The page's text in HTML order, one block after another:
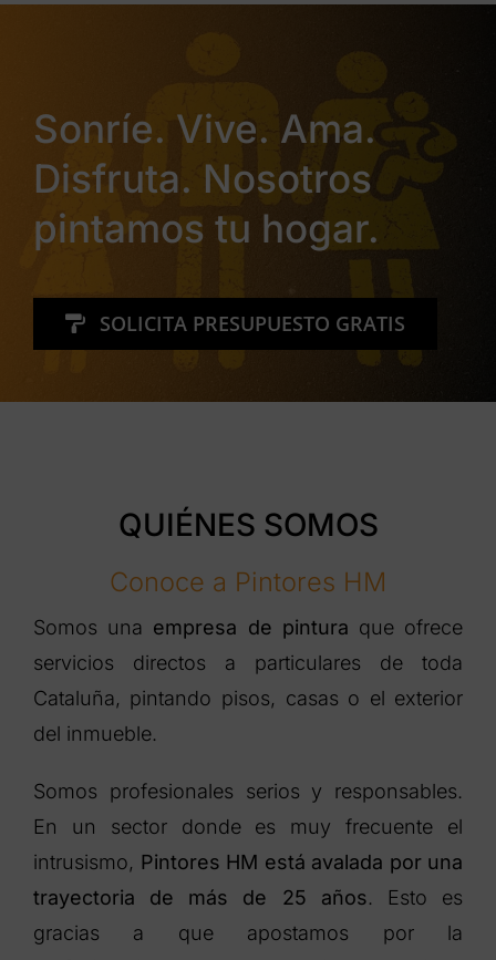
Sonríe. Vive. Ama.
Disfruta. Nosotros
pintamos tu hogar.
SOLICITA PRESUPUESTO GRATIS
QUIÉNES SOMOS
Conoce a Pintores HM
Somos una empresa de pintura que ofrece
servicios directos a particulares de toda
Cataluña, pintando pisos, casas o el exterior
del inmueble.
Somos profesionales serios y responsables.
En un sector donde es muy frecuente el
intrusismo, Pintores HM está avalada por una
trayectoria de más de 25 años. Esto es
gracias a que apostamos por la